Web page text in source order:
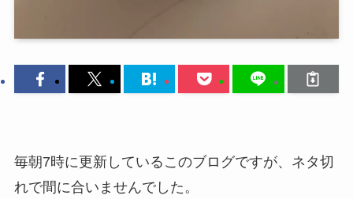
毎朝7時に更新しているこのブログですが、ネタ切
れで間に合いませんでした。